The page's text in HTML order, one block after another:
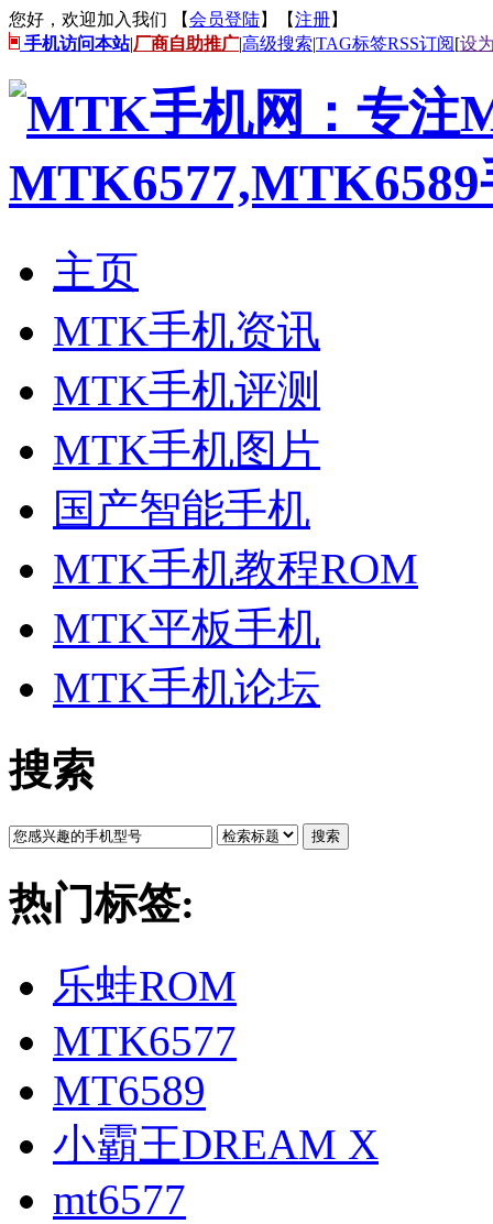
您好，欢迎加入我们 【会员登陆】【注册】
手机访问本站|厂商自助推广|高级搜索|TAG标签RSS订阅[设
主页
MTK手机资讯
MTK手机评测
MTK手机图片
国产智能手机
MTK手机教程ROM
MTK平板手机
MTK手机论坛
搜索
搜索
热门标签:
乐蛙ROM
MTK6577
MT6589
小霸王DREAM X
mt6577